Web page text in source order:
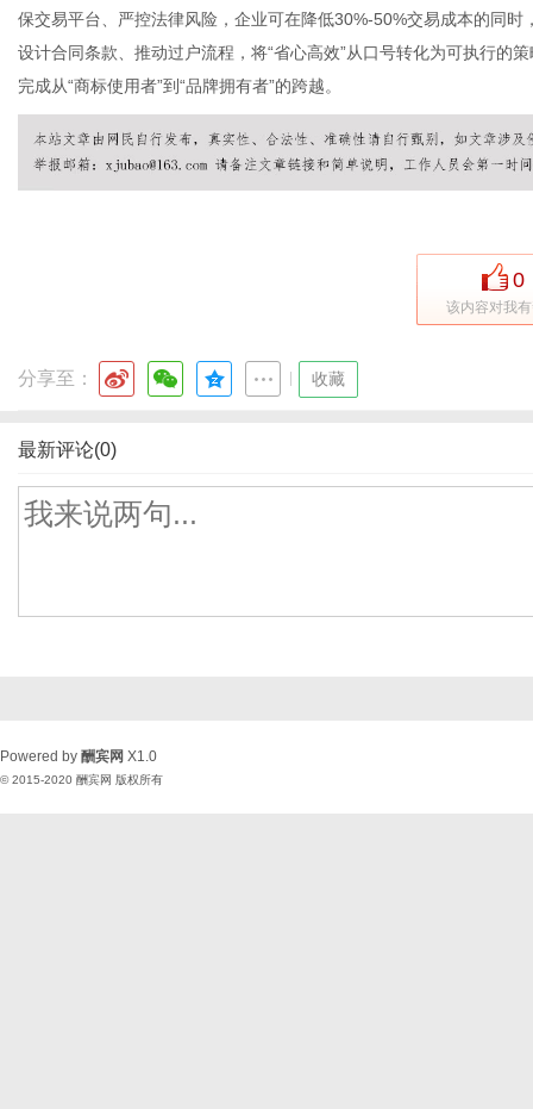
保交易平台、严控法律风险，企业可在降低30%-50%交易成本的同
设计合同条款、推动过户流程，将“省心高效”从口号转化为可执行的
完成从“商标使用者”到“品牌拥有者”的跨越。
0
该内容对我
分享至： 收藏
最新评论(0)
Powered by 酬宾网 X1.0
© 2015-2020 酬宾网 版权所有